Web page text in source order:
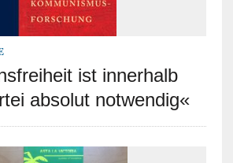
ist innerhalb
absolut notwendig«